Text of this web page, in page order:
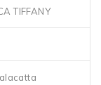
TIFFANY